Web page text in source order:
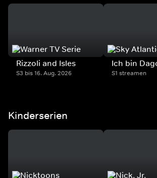
Rizzoli and Isles
S3 bis 16. Aug. 2026
Ich bin
S1 streamen
Kinderserien